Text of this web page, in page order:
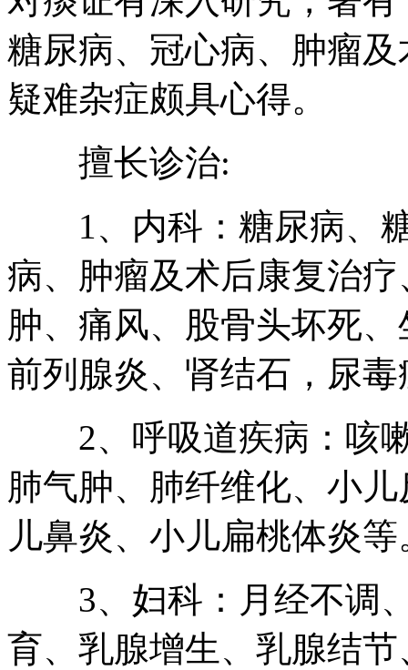
糖尿病、冠心病、肿瘤
疑难杂症颇具心得。
擅长诊治:
1、内科：糖尿病、糖
病、肿瘤及术后康复治
肿、痛风、股骨头坏死
前列腺炎、肾结石，尿
2、呼吸道疾病：咳嗽
肺气肿、肺纤维化、小
儿鼻炎、小儿扁桃体炎等
3、妇科：月经不调、
育、乳腺增生、乳腺结